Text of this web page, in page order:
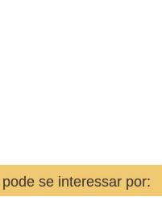
se interessar por: